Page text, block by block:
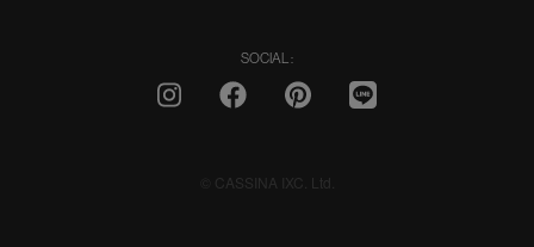
SOCIAL :
© CASSINA IXC. Ltd.